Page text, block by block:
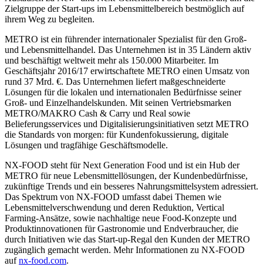
Zielgruppe der Start-ups im Lebensmittelbereich bestmöglich auf
ihrem Weg zu begleiten.
METRO ist ein führender internationaler Spezialist für den Groß-
und Lebensmittelhandel. Das Unternehmen ist in 35 Ländern aktiv
und beschäftigt weltweit mehr als 150.000 Mitarbeiter. Im
Geschäftsjahr 2016/17 erwirtschaftete METRO einen Umsatz von
rund 37 Mrd. €. Das Unternehmen liefert maßgeschneiderte
Lösungen für die lokalen und internationalen Bedürfnisse seiner
Groß- und Einzelhandelskunden. Mit seinen Vertriebsmarken
METRO/MAKRO Cash & Carry und Real sowie
Belieferungsservices und Digitalisierungsinitiativen setzt METRO
die Standards von morgen: für Kundenfokussierung, digitale
Lösungen und tragfähige Geschäftsmodelle.
NX-FOOD steht für Next Generation Food und ist ein Hub der
METRO für neue Lebensmittellösungen, der Kundenbedürfnisse,
zukünftige Trends und ein besseres Nahrungsmittelsystem adressiert.
Das Spektrum von NX-FOOD umfasst dabei Themen wie
Lebensmittelverschwendung und deren Reduktion, Vertical
Farming-Ansätze, sowie nachhaltige neue Food-Konzepte und
Produktinnovationen für Gastronomie und Endverbraucher, die
durch Initiativen wie das Start-up-Regal den Kunden der METRO
zugänglich gemacht werden. Mehr Informationen zu NX-FOOD
aufnx-food.com.